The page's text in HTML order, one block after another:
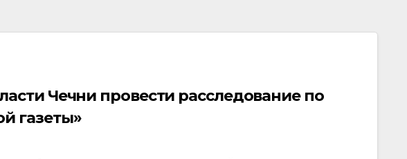
Чечни провести расследование по
газеты»